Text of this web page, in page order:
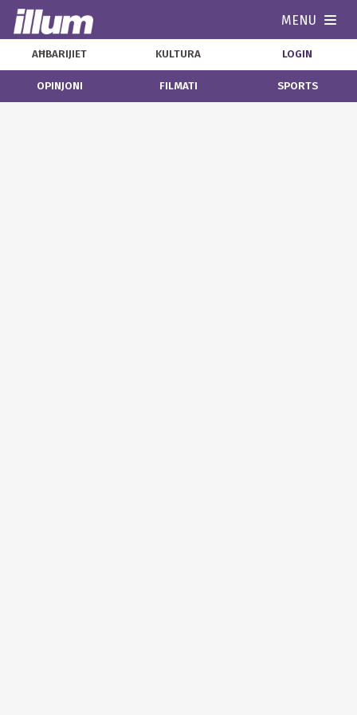
MENU
AĦBARIJIET KULTURA LOGIN
OPINJONI FILMATI SPORTS